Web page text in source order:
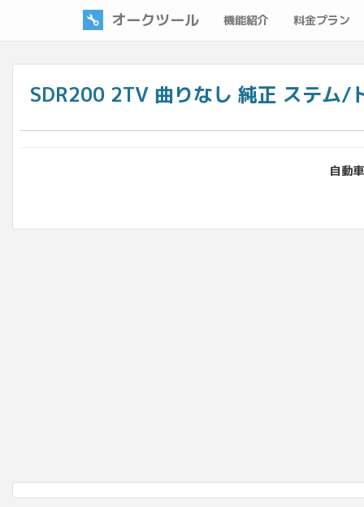
オークツール 機能紹介 料金プラン
SDR200 2TV 曲りなし 純正 ステム
自動